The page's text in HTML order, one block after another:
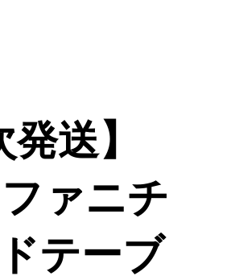
送】
ァニチ
テーブ